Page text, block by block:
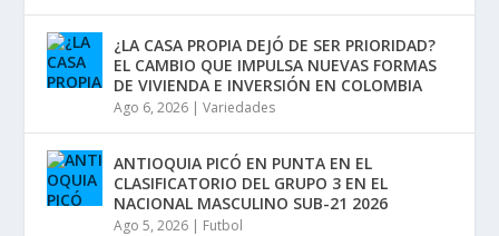
¿LA CASA PROPIA DEJÓ DE SER PRIORIDAD?
EL CAMBIO QUE IMPULSA NUEVAS FORMAS
DE VIVIENDA E INVERSIÓN EN COLOMBIA
Ago 6, 2026 |Variedades
ANTIOQUIA PICÓ EN PUNTA EN EL
CLASIFICATORIO DEL GRUPO 3 EN EL
NACIONAL MASCULINO SUB-21 2026
Ago 5, 2026 | Futbol